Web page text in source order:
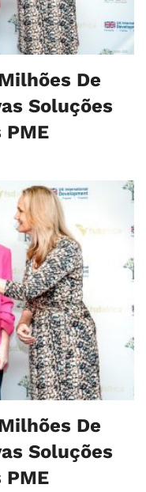
De
Soluções
PME
De
Soluções
PME